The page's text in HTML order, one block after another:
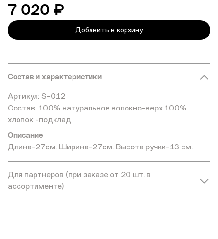
7 020 ₽
Добавить в корзину
Состав и характеристики
Артикул: S-012
Состав: 100% натуральное волокно-верх 100%
хлопок -подклад
Описание
Длина-27см. Ширина-27см. Высота ручки-13 см.
Для партнеров (при заказе от 20 шт. в
ассортименте)